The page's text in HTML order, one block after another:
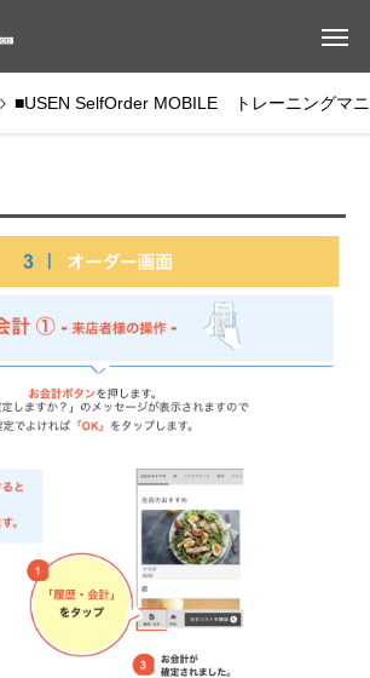
■USEN SelfOrder MOBILE トレーニングマ